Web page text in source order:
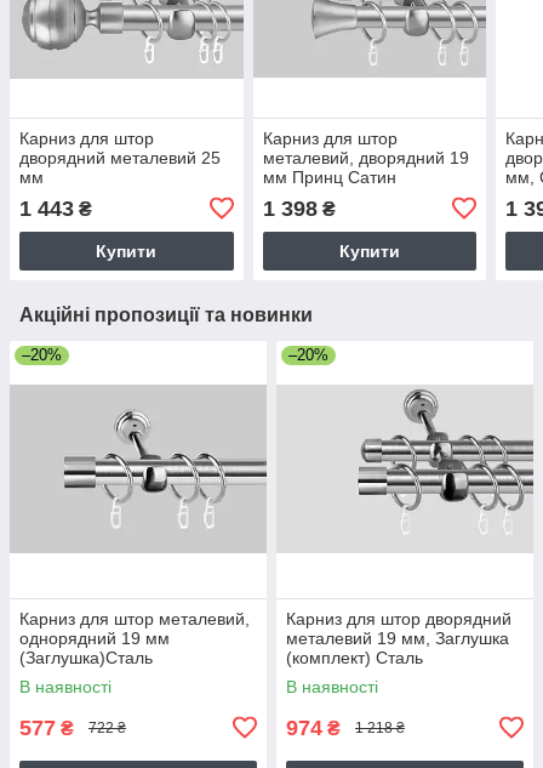
Карниз для штор
дворядний металевий 25
мм
1 443 ₴
Купити
Карниз для штор
металевий, дворядний 19
мм Принц Сатин
1 398₴
Купити
мм,
1
Акційні пропозиції та новинки
–20%
Карниз для штор металевий,
однорядний 19 мм
(Заглушка)Сталь
В наявності
577 ₴ 722 ₴
–20%
Карниз для штор дворядний
металевий 19 мм, Заглушка
(комплект) Сталь
В наявності
974 ₴ 1 218 ₴